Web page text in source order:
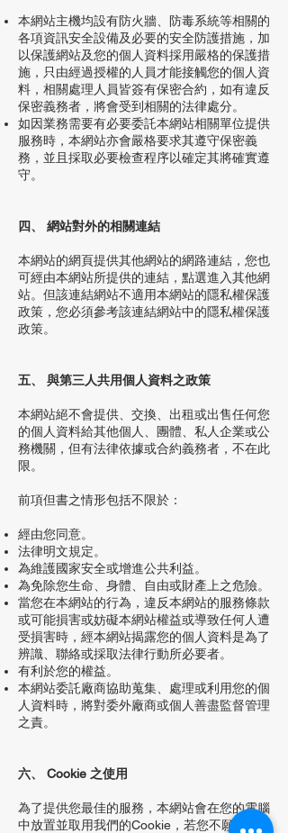
本網站主機均設有防火牆、防毒系統等相關的
各項資訊安全設備及必要的安全防護措施，加
以保護網站及您的個人資料採用嚴格的保護措
施，只由經過授權的人員才能接觸您的個人資
料，相關處理人員皆簽有保密合約，如有違反
保密義務者，將會受到相關的法律處分。
如因業務需要有必要委託本網站相關單位提供
服務時，本網站亦會嚴格要求其遵守保密義
務，並且採取必要檢查程序以確定其將確實遵
守。
四、 網站對外的相關連結
本網站的網頁提供其他網站的網路連結，您也
可經由本網站所提供的連結，點選進入其他網
站。但該連結網站不適用本網站的隱私權保護
政策，您必須參考該連結網站中的隱私權保護
政策。
五、 與第三人共用個人資料之政策
本網站絕不會提供、交換、出租或出售任何您
的個人資料給其他個人、團體、私人企業或公
務機關，但有法律依據或合約義務者，不在此
限。
前項但書之情形包括不限於：
經由您同意。
法律明文規定。
為維護國家安全或增進公共利益。
為免除您生命、身體、自由或財產上之危險。
當您在本網站的行為，違反本網站的服務條款
或可能損害或妨礙本網站權益或導致任何人遭
受損害時，經本網站揭露您的個人資料是為了
辨識、聯絡或採取法律行動所必要者。
有利於您的權益。
本網站委託廠商協助蒐集、處理或利用您的個
人資料時，將對委外廠商或個人善盡監督管理
之責。
六、 Cookie 之使用
為了提供您最佳的服務，本網站會在您的電腦
中放置並取用我們的Cookie，若您不願接受